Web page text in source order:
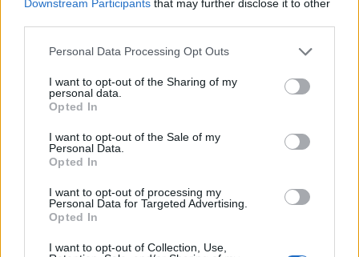
Downstream Participants that may further disclose it to other
Please note that this website/app uses one or more Google
not limited to your visit or usage behaviour. You may click to
grant or deny consent to Google and its third-party tags to
use your data for below specified purposes in below Google
consent section.
Personal Data Processing Opt Outs
I want to opt-out of the Sharing of my
personal data.
Opted In
I want to opt-out of the Sale of my
Personal Data.
Opted In
I want to opt-out of processing my
Personal Data for Targeted Advertising.
Opted In
I want to opt-out of Collection, Use,
ρυθμίσεις στη Βουλή, παράλληλα με τον
αφοπλισμό, ενώ προγραμματίζει μαζικές
την πλευρά της, η κυβέρνηση ξεκαθαρίζει ότι δεν
πρόκειται να συντάξει νόμους βασισμένους σε
υποθέσεις, υπογραμμίζοντας ότι οποιαδήποτε
ευνοϊκή ρύθμιση ή έκτακτος νόμος περί
το κράτος επιβεβαιώσει την πλήρη παράδοση των
όπλων και την αυτοδιάλυση της οργάνωσης.
Την ίδια στιγμή, η Άγκυρα εμφανίζεται
κατηγορηματικά αντίθετη στην παραχώρηση
Οτσαλάν, ο οποίος εκτίει ποινή ισόβιας